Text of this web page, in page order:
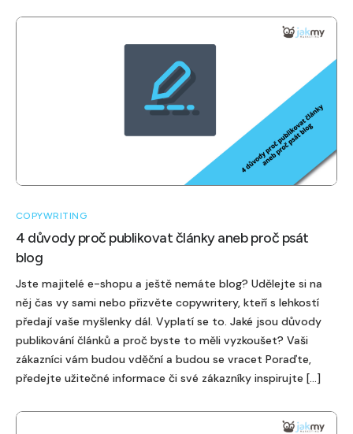
COPYWRITING
4 důvody proč publikovat články aneb proč psát
blog
Jste majitelé e-shopu a ještě nemáte blog? Udělejte si na
něj čas vy sami nebo přizvěte copywritery, kteří s lehkostí
předají vaše myšlenky dál. Vyplatí se to. Jaké jsou důvody
publikování článků a proč byste to měli vyzkoušet? Vaši
zákazníci vám budou vděční a budou se vracet Poraďte,
předejte užitečné informace či své zákazníky inspirujte […]